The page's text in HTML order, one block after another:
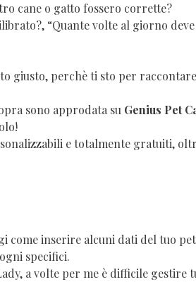
cane o gatto fossero corrette?
“Quante volte al giorno deve
giusto, perchè ti sto per raccontare
sono approdata su Genius Pet
e totalmente gratuiti,
come inserire alcuni dati del tuo
specifici.
a volte per me è difficile gestire